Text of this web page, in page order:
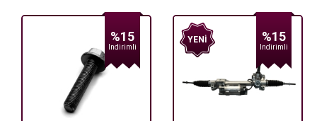
%15
Indirimli
%15
Indirimli
YENI